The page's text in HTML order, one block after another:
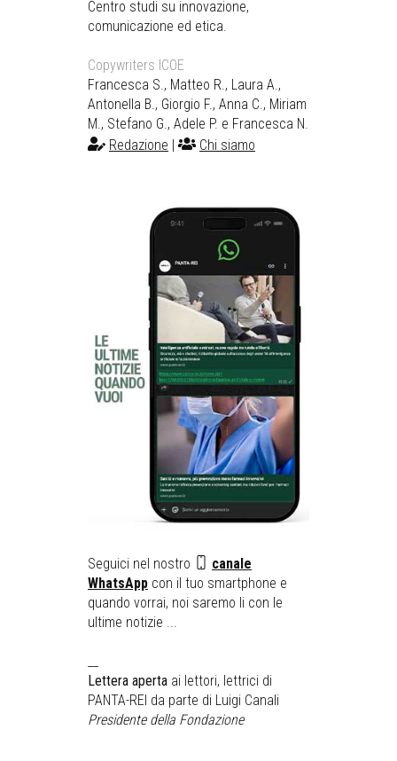
Centro studi su innovazione,
comunicazione ed etica.
Copywriters ICOE
Francesca S., Matteo R., Laura A.,
Antonella B., Giorgio F., Anna C., Miriam
M., Stefano G., Adele P. e Francesca N.
Redazione
Chi siamo
Seguici nel nostro
canale
WhatsApp con il tuo smartphone e
quando vorrai, noi saremo li con le
ultime notizie ...
Lettera aperta ai lettori, lettrici di
PANTA-REI da parte di Luigi Canali
Presidente della Fondazione